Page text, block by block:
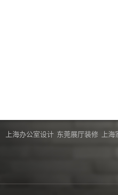
上海办公室设计 东莞展厅装修 上